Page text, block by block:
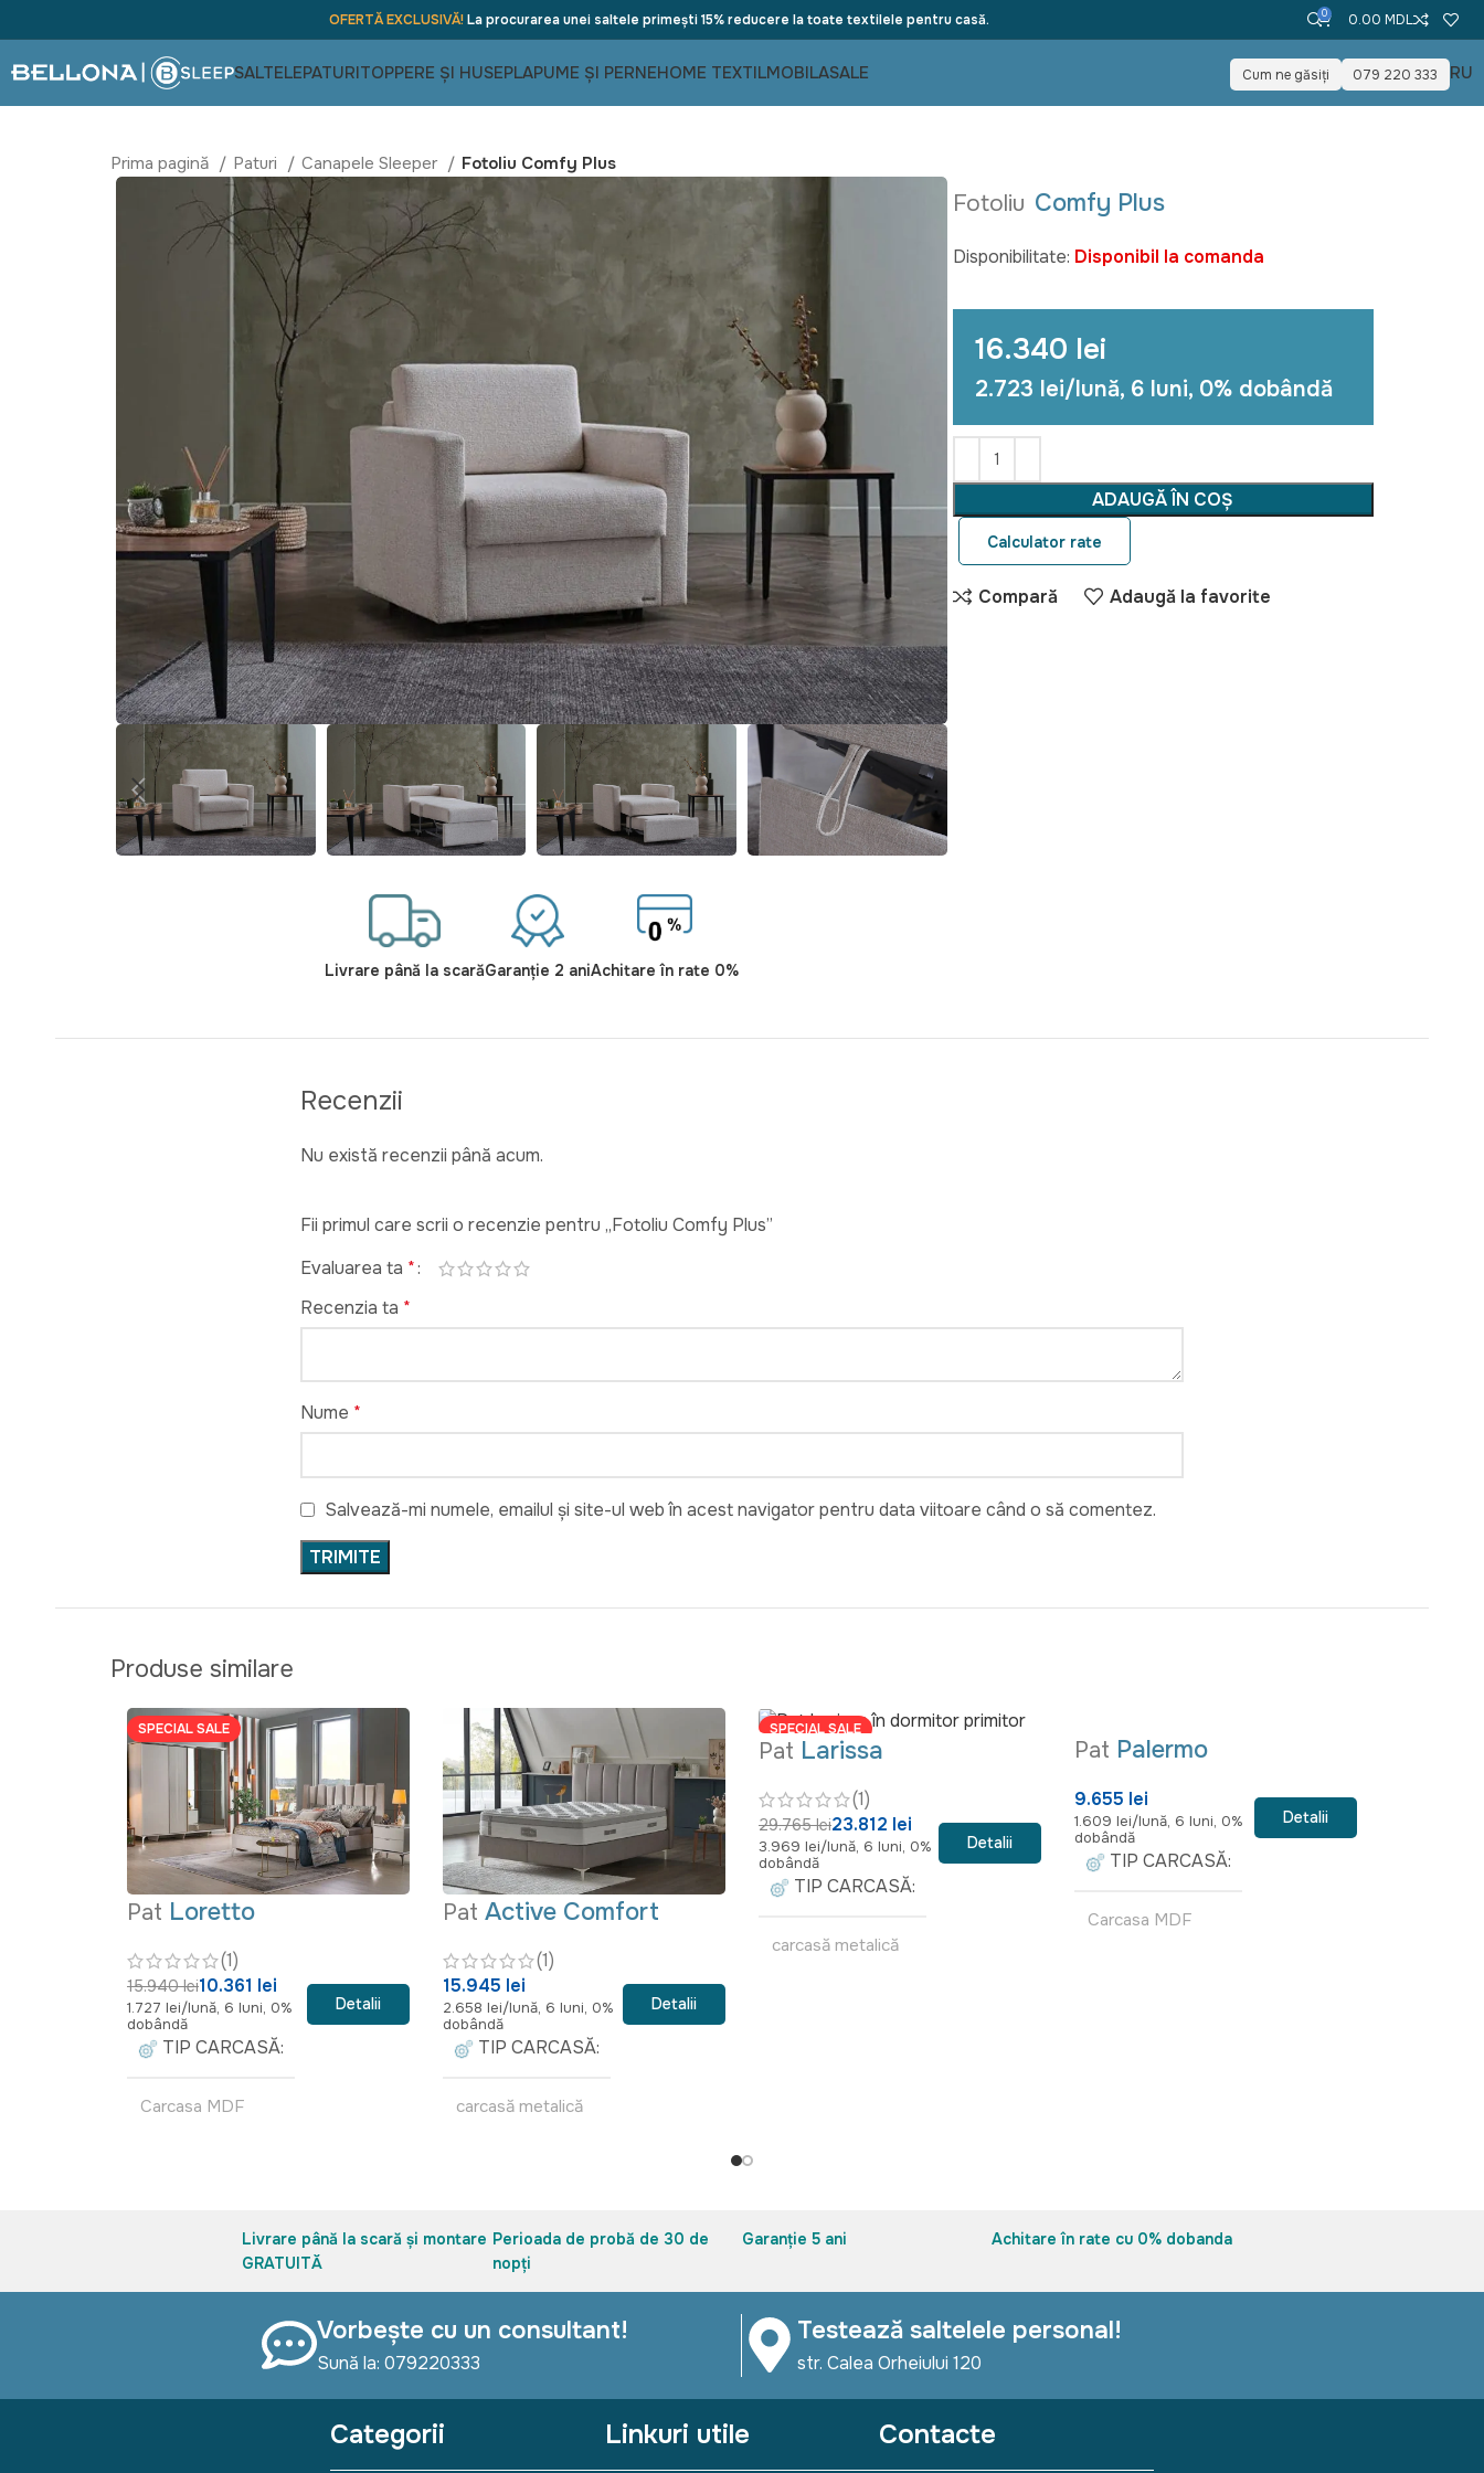
OFERTĂ EXCLUSIVĂ!La procurarea unei saltele primești 15% reducere la toate textilele pentru casă. 0 0.00 MDL
SALTELEPATURITOPPERE ȘI HUSEPLAPUME ȘI PERNEHOME TEXTILMOBILASALE Cum ne găsiți 079 220 333 RU
Prima pagină Paturi Canapele Sleeper Fotoliu Comfy Plus
Livrare până la scarăGaranție 2 aniAchitare în rate 0%
Fotoliu Comfy Plus
Disponibilitate: Disponibil la comanda
16.340 lei
2.723 lei/lună, 6 luni, 0% dobândă
ADAUGĂ ÎN COȘ
Calculator rate
Compară Adaugă la favorite
Recenzii
Nu există recenzii până acum.
Fii primul care scrii o recenzie pentru „Fotoliu Comfy Plus”
Evaluarea ta *
Recenzia ta *
Nume *
Salvează-mi numele, emailul și site-ul web în acest navigator pentru data viitoare când o să comentez.
Produse similare
SPECIAL SALE
Pat Loretto
(1)
15.940 lei10.361 lei
1.727 lei/lună, 6 luni, 0%
dobândă
Detalii
TIP CARCASĂ
Carcasa MDF
Pat Active Comfort
(1)
15.945 lei
2.658 lei/lună, 6 luni, 0%
dobândă
Detalii
TIP CARCASĂ
carcasă metalică
spațiu de depozitare
TIP SISTEM
sistem de ridicare hidraulic
SPECIAL SALE
Pat Larissa
(1)
29.765 lei23.812 lei
3.969 lei/lună, 6 luni, 0%
dobândă
Detalii
TIP CARCASĂ
carcasă metalică
Pat Palermo
9.655 lei
1.609 lei/lună, 6 luni, 0%
dobândă
Detalii
TIP CARCASĂ
Carcasa MDF
Livrare până la scară și montare
GRATUITĂ
Perioada de probă de 30 de
nopți
Garanție 5 ani Achitare în rate cu 0% dobanda
Vorbește cu un consultant!
Sună la: 079220333
Testează saltelele personal!
str. Calea Orheiului 120
Categorii Linkuri utile Contacte